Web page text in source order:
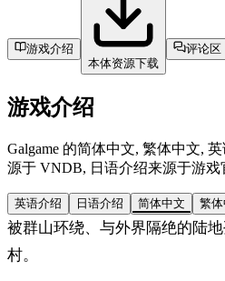
游戏介绍
本体资源下载
评论区
游戏介绍
Galgame 的简体中文, 繁体中文,
源于 VNDB, 日语介绍来源于游戏
英语介绍 日语介绍 简体中文 繁
被群山环绕、与外界隔绝的陆
村。